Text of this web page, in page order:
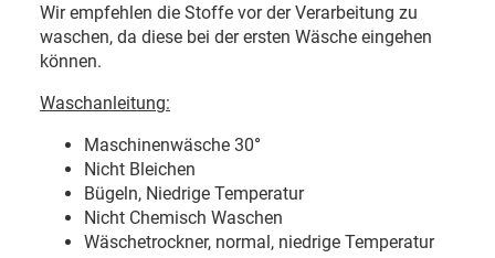
Wir empfehlen die Stoffe vor der Verarbeitung zu
waschen, da diese bei der ersten Wäsche eingehen
können.
Waschanleitung:
Maschinenwäsche 30°
Nicht Bleichen
Bügeln, Niedrige Temperatur
Nicht Chemisch Waschen
Wäschetrockner, normal, niedrige Temperatur